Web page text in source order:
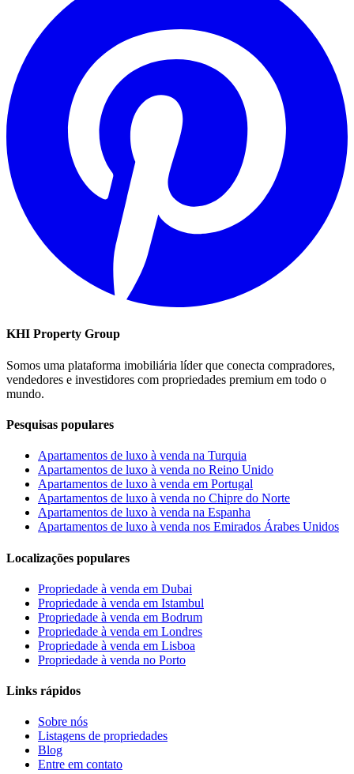
KHI Property Group
Somos uma plataforma imobiliária líder que conecta compradores,
vendedores e investidores com propriedades premium em todo o
mundo.
Pesquisas populares
Apartamentos de luxo à venda na Turquia
Apartamentos de luxo à venda no Reino Unido
Apartamentos de luxo à venda em Portugal
Apartamentos de luxo à venda no Chipre do Norte
Apartamentos de luxo à venda na Espanha
Apartamentos de luxo à venda nos Emirados Árabes Unidos
Localizações populares
Propriedade à venda em Dubai
Propriedade à venda em Istambul
Propriedade à venda em Bodrum
Propriedade à venda em Londres
Propriedade à venda em Lisboa
Propriedade à venda no Porto
Links rápidos
Sobre nós
Listagens de propriedades
Blog
Entre em contato